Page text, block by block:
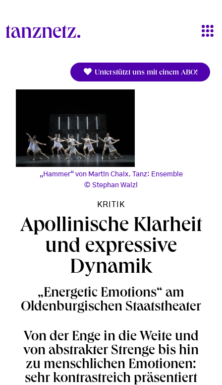
Unterstützt uns mit einem ABO!
„Hammer“ von Martin Chaix. Tanz: Ensemble
Stephan Walzl
KRITIK
Apollinische Klarheit
und expressive
Dynamik
„Energetic Emotions“ am
Oldenburgischen Staatstheater
Von der Enge in die Weite und
von abstrakter Strenge bis hin
zu menschlichen Emotionen:
sehr kontrastreich präsentiert